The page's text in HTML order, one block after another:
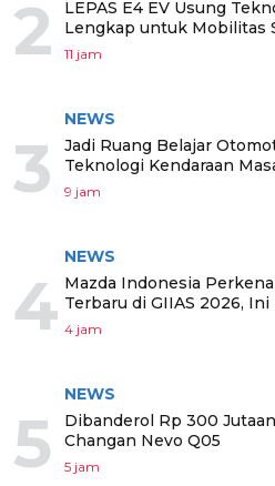
2
LEPAS E4 EV Usung
Lengkap untuk Mobilitas
11 jam
3
NEWS
Jadi Ruang Belajar
Teknologi Kendaraan
9 jam
4
NEWS
Mazda Indonesia
Terbaru di GIIAS 2026,
4 jam
5
NEWS
Dibanderol Rp 300
Changan Nevo Q05
5 jam